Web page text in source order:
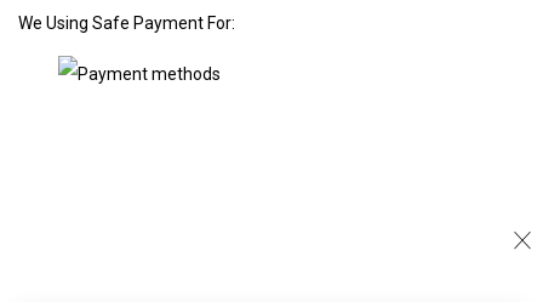
We Using Safe Payment For: